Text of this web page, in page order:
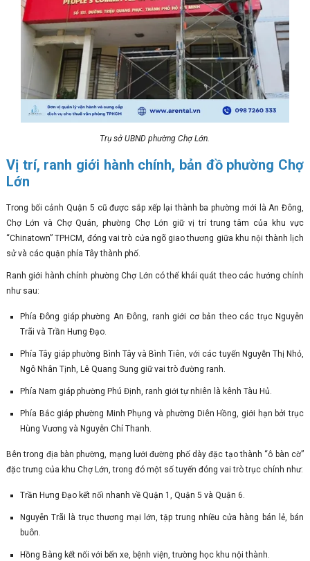
Trụ sở UBND phường Chợ Lớn.
Vị trí, ranh giới hành chính, bản đồ phường Chợ
Lớn
Trong bối cảnh Quận 5 cũ được sắp xếp lại thành ba phường mới là An Đông,
Chợ Lớn và Chợ Quán, phường Chợ Lớn giữ vị trí trung tâm của khu vực
“Chinatown” TPHCM, đóng vai trò cửa ngõ giao thương giữa khu nội thành lịch
sử và các quận phía Tây thành phố.
Ranh giới hành chính phường Chợ Lớn có thể khái quát theo các hướng chính
như sau:
Phía Đông giáp phường An Đông, ranh giới cơ bản theo các trục Nguyễn
Trãi và Trần Hưng Đạo.
Phía Tây giáp phường Bình Tây và Bình Tiên, với các tuyến Nguyễn Thị Nhỏ,
Ngô Nhân Tịnh, Lê Quang Sung giữ vai trò đường ranh.
Phía Nam giáp phường Phú Định, ranh giới tự nhiên là kênh Tàu Hủ.
Phía Bắc giáp phường Minh Phụng và phường Diên Hồng, giới hạn bởi trục
Hùng Vương và Nguyễn Chí Thanh.
Bên trong địa bàn phường, mạng lưới đường phố dày đặc tạo thành “ô bàn cờ”
đặc trưng của khu Chợ Lớn, trong đó một số tuyến đóng vai trò trục chính như:
Trần Hưng Đạo kết nối nhanh về Quận 1, Quận 5 và Quận 6.
Nguyễn Trãi là trục thương mại lớn, tập trung nhiều cửa hàng bán lẻ, bán
buôn.
Hồng Bàng kết nối với bến xe, bệnh viện, trường học khu nội thành.